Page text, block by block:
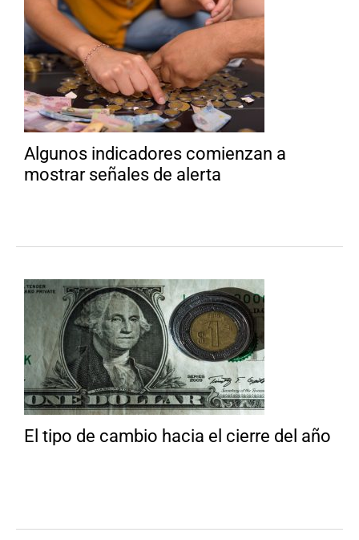
Algunos indicadores comienzan a
mostrar señales de alerta
El tipo de cambio hacia el cierre del año